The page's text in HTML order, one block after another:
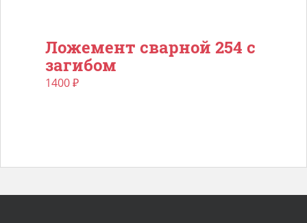
Ложемент сварной 254 с
загибом
1400₽